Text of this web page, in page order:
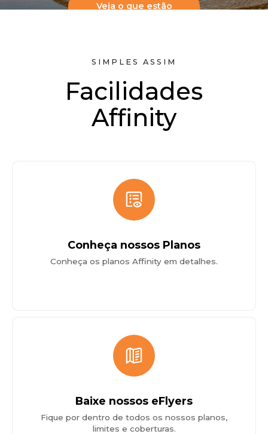
Veja o que estão
SIMPLES ASSIM
Facilidades
Affinity
Conheça nossos Planos
Conheça os planos Affinity em detalhes.
Baixe nossos eFlyers
Fique por dentro de todos os nossos planos,
limites e coberturas.